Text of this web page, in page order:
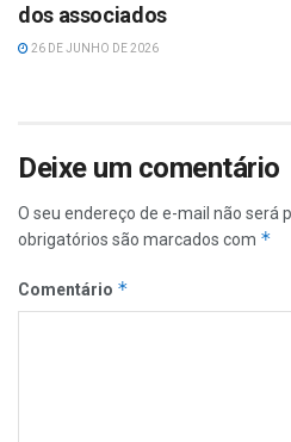
dos associados
26 DE JUNHO DE 2026
Deixe um comentário
O seu endereço de e-mail não será
obrigatórios são marcados com *
Comentário *